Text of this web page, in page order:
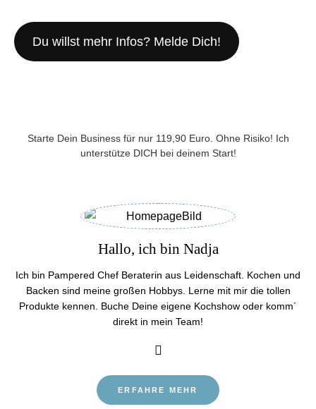
Du willst mehr Infos? Melde Dich!
Starte Dein Business für nur 119,90 Euro. Ohne Risiko! Ich
unterstütze DICH bei deinem Start!
Hallo, ich bin Nadja
Ich bin Pampered Chef Beraterin aus Leidenschaft. Kochen und
Backen sind meine großen Hobbys. Lerne mit mir die tollen
Produkte kennen. Buche Deine eigene Kochshow oder komm´
direkt in mein Team!
ERFAHRE MEHR